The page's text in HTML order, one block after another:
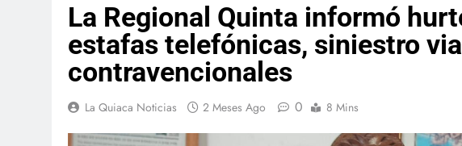
La Regional Quinta informó
estafas telefónicas, siniestro
contravencionales
La Quiaca Noticias 2 Meses Ago 0 8 Mins